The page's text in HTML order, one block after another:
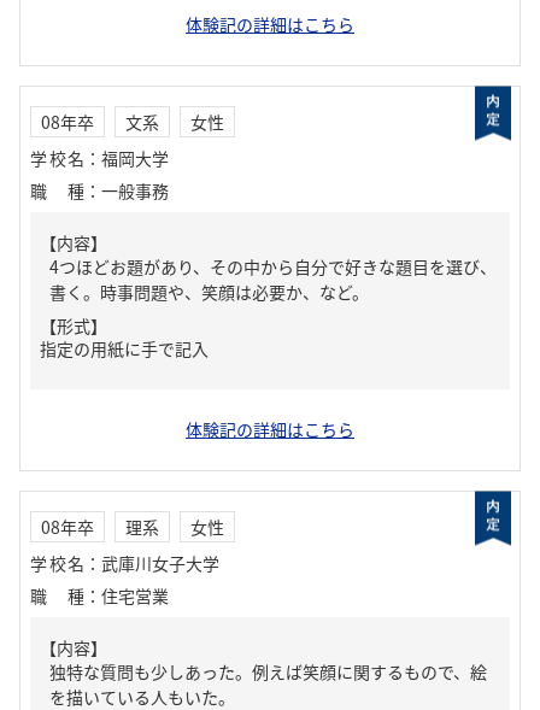
体験記の詳細はこちら
08年卒 文系
女性
学校名 ： 福岡大学
職種 ： 一般事務
【内容】
4つほどお題があり、その中から自分で好きな題目を選び、
書く。時事問題や、笑顔は必要か、など。
【形式】
指定の用紙に手で記入
体験記の詳細はこちら
08年卒 理系
女性
学校名 ： 武庫川女子大学
職種 ： 住宅営業
【内容】
独特な質問も少しあった。例えば笑顔に関するもので、絵
を描いている人もいた。